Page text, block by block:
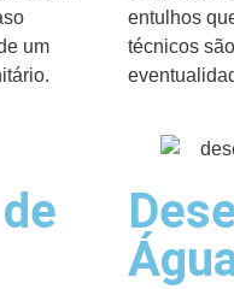
um
entulhos
técnicos